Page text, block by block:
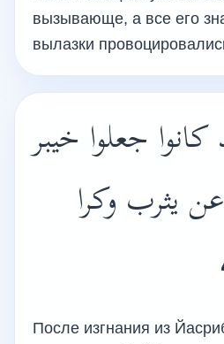
вызывающе, а все его
вылазки
كانوا جعلوا خيبر
يثرب وكرا
После изгнания из